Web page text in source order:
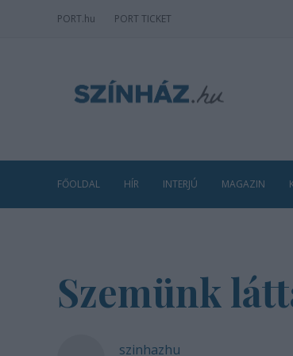
PORT.hu PORT TICKET
FŐOLDAL HÍR INTERJÚ MAGAZIN
Szemünk
szinhazhu